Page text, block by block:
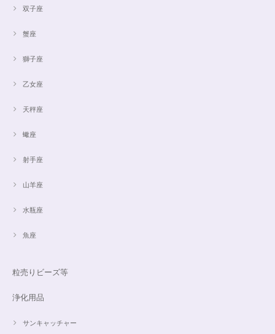
双子座
蟹座
獅子座
乙女座
天秤座
蠍座
射手座
山羊座
水瓶座
魚座
粒売りビーズ等
浄化用品
サンキャッチャー